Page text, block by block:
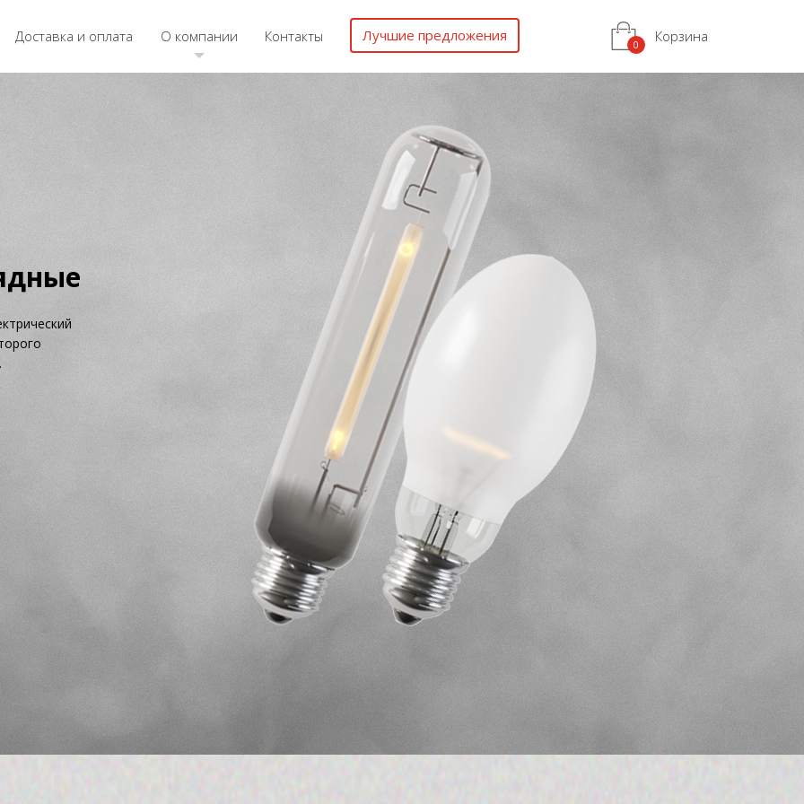
Доставка и оплата О компании Контакты Лучшие предложения Корзина
— электрический
которого
натрия.
световой